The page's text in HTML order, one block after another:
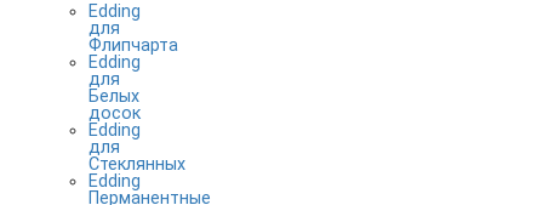
Edding
для
Флипчарта
Edding
для
Белых
досок
Edding
для
Стеклянных
Edding
Перманентные